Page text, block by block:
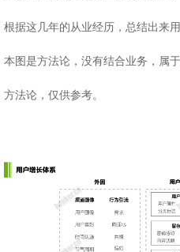
根据这几年的从业经历，总结出来
本图是方法论，没有结合业务，属
方法论，仅供参考。